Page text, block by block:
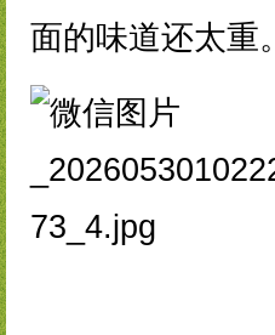
面的味道还太重。